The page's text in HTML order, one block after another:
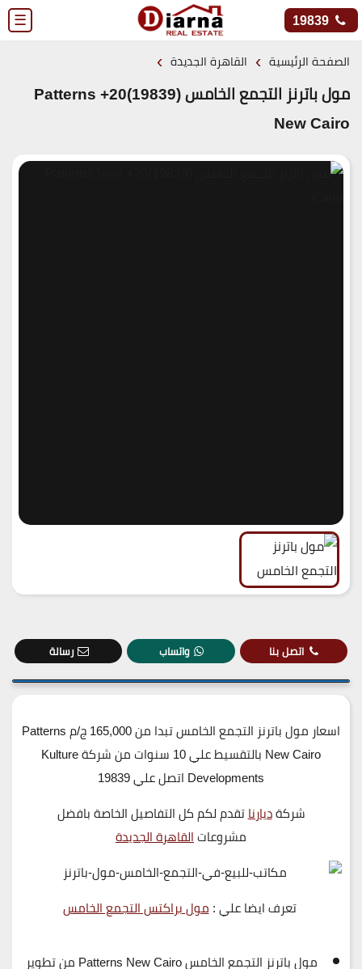
☰ 19839
الصفحة الرئيسية › القاهرة الجديدة ›
مول باترنز التجمع الخامس (19839)20+ Patterns
New Cairo
اتصل بنا واتساب رسالة
اسعار مول باترنز التجمع الخامس تبدا من 165,000 ج/م Patterns
New Cairo بالتقسيط علي 10 سنوات من شركة Kulture
Developments اتصل علي 19839
شركةديارناتقدم لكم كل التفاصيل الخاصة بافضل
مشروعاتالقاهرة الجديدة
تعرف ايضا علي :مول براكتس التجمع الخامس
مول باترنز التجمع الخامس Patterns New Cairo
من تطوير